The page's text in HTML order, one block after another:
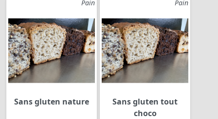
Pain
Sans gluten nature
Pain
Sans gluten tout
choco